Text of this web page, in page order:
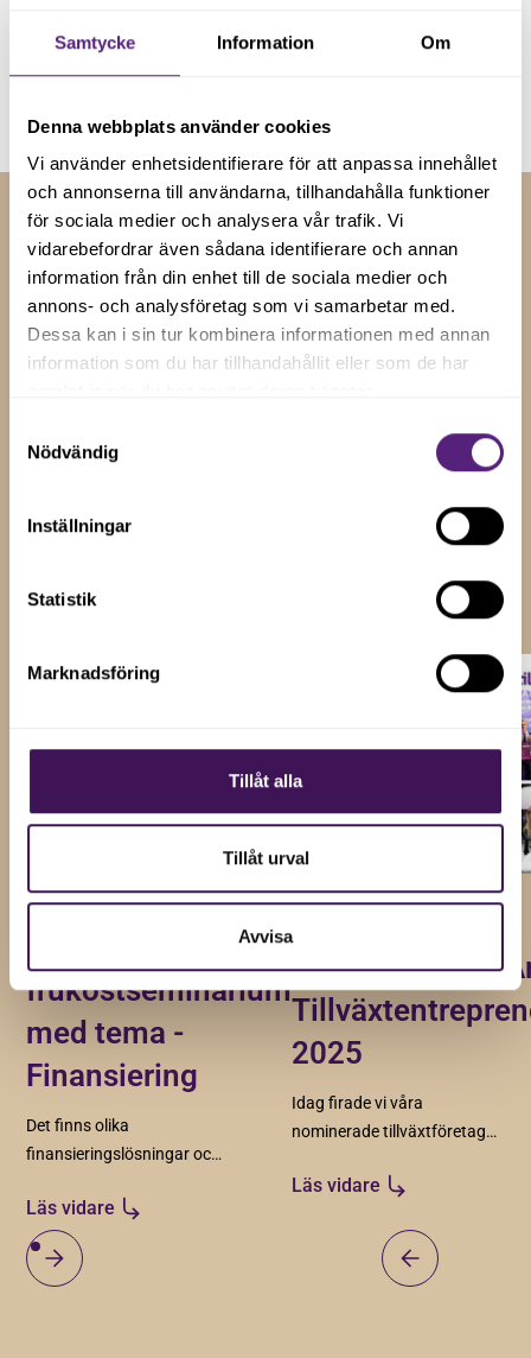
Samtycke Information Om
Denna webbplats använder cookies
Vi använder enhetsidentifierare för att anpassa innehållet
och annonserna till användarna, tillhandahålla funktioner
för sociala medier och analysera vår trafik. Vi
vidarebefordrar även sådana identifierare och annan
information från din enhet till de sociala medier och
annons- och analysföretag som vi samarbetar med.
Dessa kan i sin tur kombinera informationen med annan
information som du har tillhandahållit eller som de har
Nödvändig
Inställningar
Statistik
Marknadsföring
Tillåt alla
Tillåt urval
Avvisa
Genom att registera dig godkänner du våravillkor
RELATERADE NYHETER
Insikter och tips för
företagstillväxt
och uppdateringar genom att prenumerera på vårt
11 dec 2025
frukostseminarium
med tema -
Finansiering
Det finns olika
finansieringslösningar och
aktörer inom branschen
för deras input och råd.
Läs vidare
Prisutdelning -
2025
Idag firade vi våra
nominerade tillväxtföretag
Läs vidare